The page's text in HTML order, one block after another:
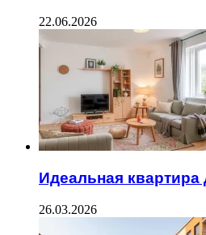
22.06.2026
Идеальная квартира
26.03.2026